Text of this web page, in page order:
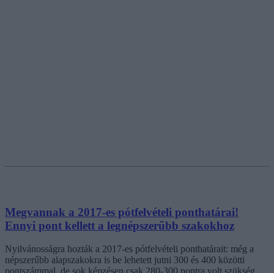
Megvannak a 2017-es pótfelvételi ponthatárai!
Ennyi pont kellett a legnépszerűbb szakokhoz
Nyilvánosságra hozták a 2017-es pótfelvételi ponthatárait: még a
népszerűbb alapszakokra is be lehetett jutni 300 és 400 közötti